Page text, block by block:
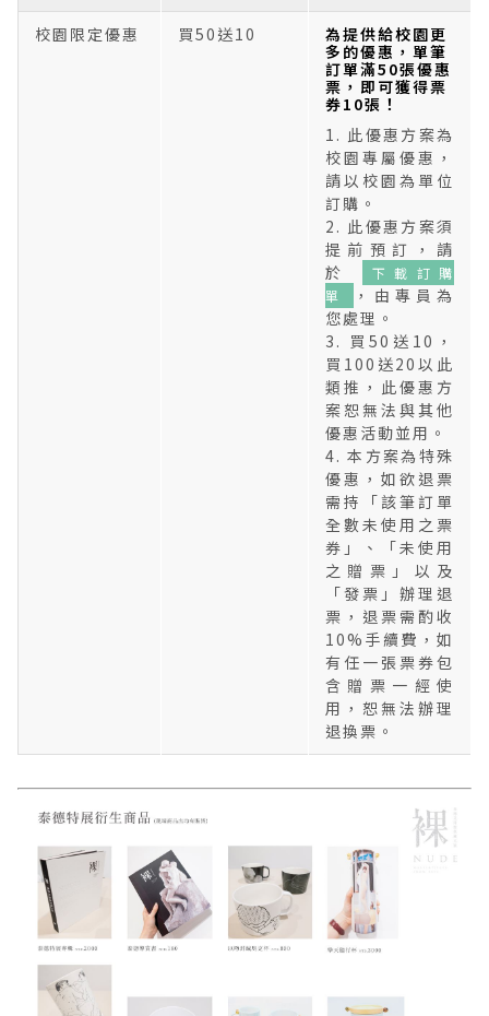
校園限定優惠 買50送10
為提供給校園更
多的優惠，單筆
訂單滿50張優惠
票，即可獲得票
券10張！
1. 此優惠方案為
校園專屬優惠，
請以校園為單位
訂購。
2. 此優惠方案須
提前預訂，請
於
下載訂購
單
，由專員為
您處理。
3. 買50送10，
買100送20以此
類推，此優惠方
案恕無法與其他
優惠活動並用。
4. 本方案為特殊
優惠，如欲退票
需持「該筆訂單
全數未使用之票
券」、「未使用
之贈票」以及
「發票」辦理退
票，退票需酌收
10%手續費，如
有任一張票券包
含贈票一經使
用，恕無法辦理
退換票。